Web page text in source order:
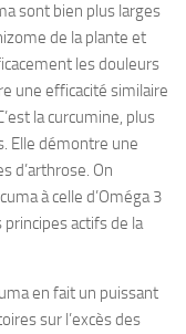
sont bien plus larges
de la plante et
les douleurs
une efficacité similaire
la curcumine, plus
Elle démontre une
d’arthrose. On
à celle d’Oméga 3
principes actifs de la
en fait un puissant
sur l’excès des